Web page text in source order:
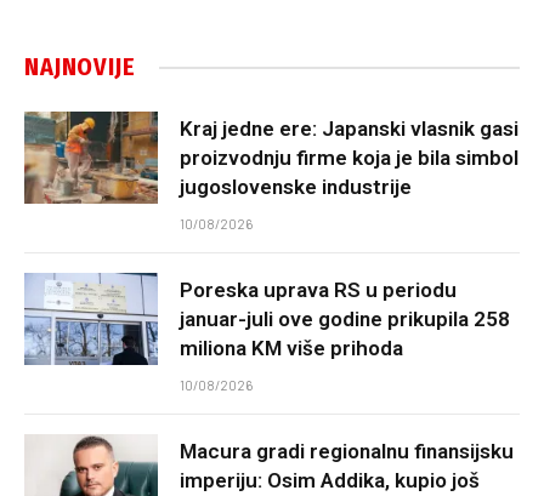
NAJNOVIJE
Kraj jedne ere: Japanski vlasnik gasi
proizvodnju firme koja je bila simbol
jugoslovenske industrije
10/08/2026
Poreska uprava RS u periodu
januar-juli ove godine prikupila 258
miliona KM više prihoda
10/08/2026
Macura gradi regionalnu finansijsku
imperiju: Osim Addika, kupio još